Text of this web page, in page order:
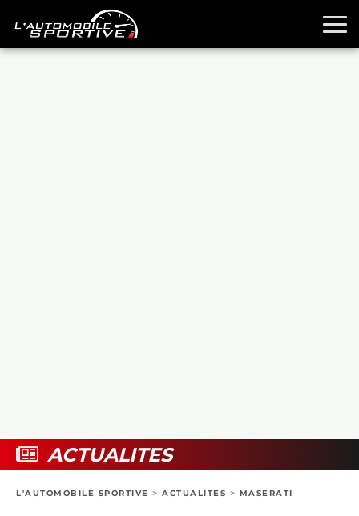
BOUTIQUE
ACTUALITES
L'AUTOMOBILE SPORTIVE > ACTUALITES > MASERATI